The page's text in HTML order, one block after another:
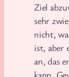
Ziel
sehr
nicht,
ist, aber
an, das
kann.